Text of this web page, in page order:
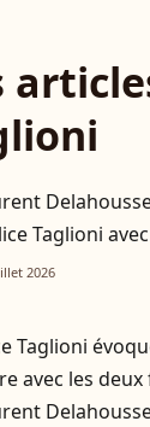
Taglioni
2026
Taglioni
avec les